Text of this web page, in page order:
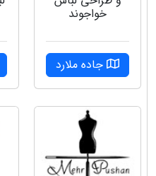
خواجوند
جاده ملارد